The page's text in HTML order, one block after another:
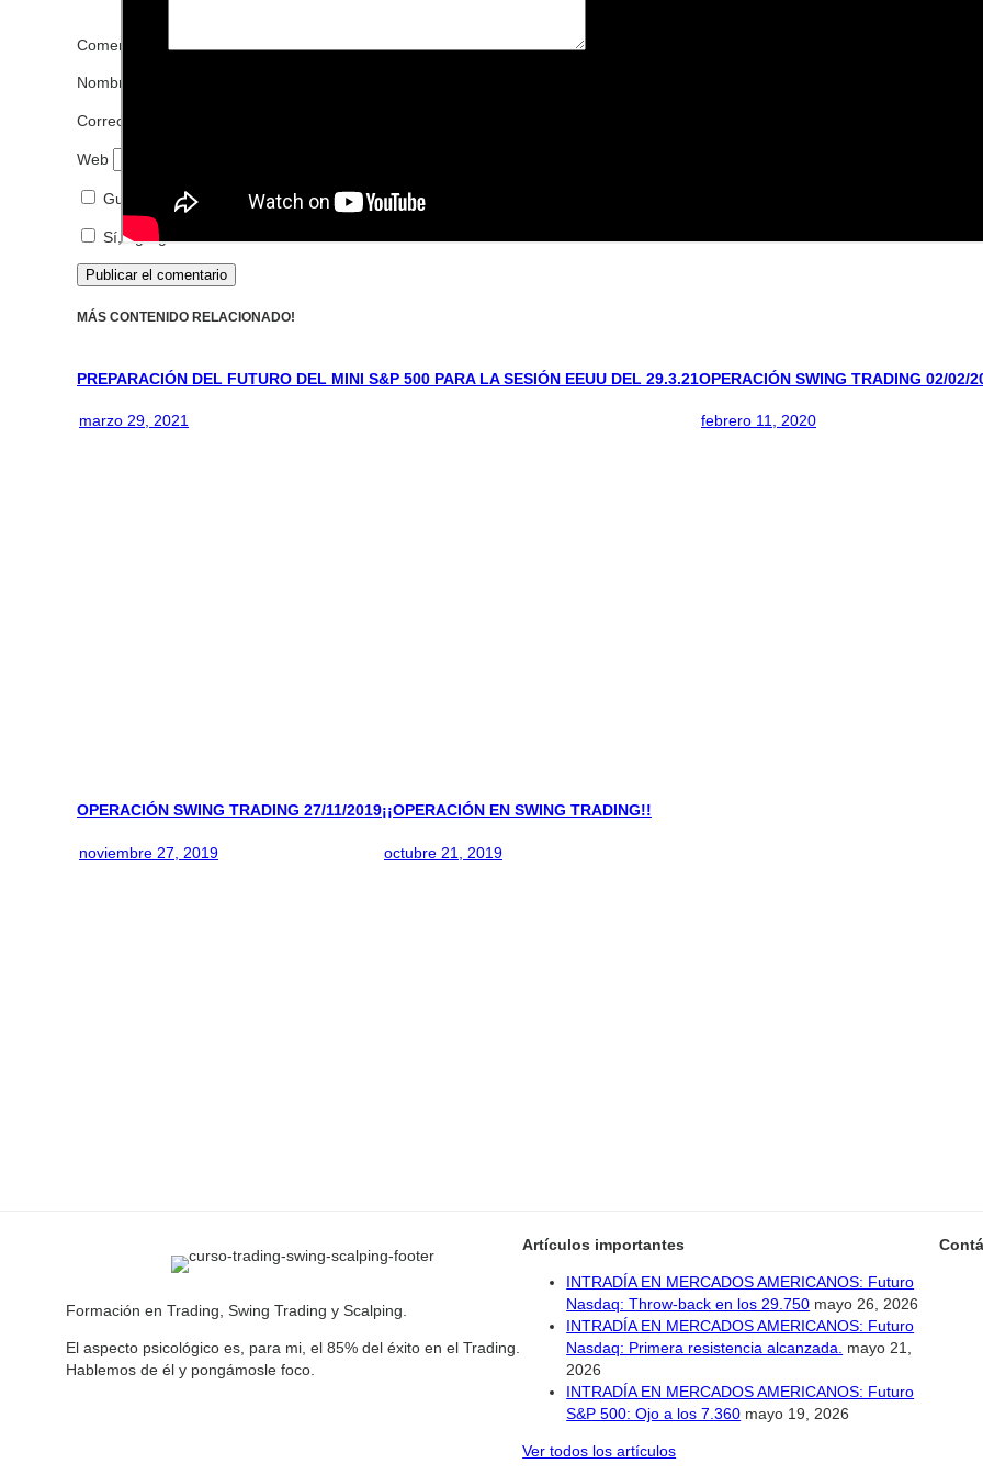
Comentario
Nombre
Correo electrónico
Web
Guarda mi nombre, correo electrónico y web en este navegador para la próxima vez que comente.
Sí, agrégame a tu lista de correos.
MÁS CONTENIDO RELACIONADO!
PREPARACIÓN DEL FUTURO DEL MINI S&P 500 PARA LA SESIÓN EEUU DEL 29.3.21
marzo 29, 2021
OPERACIÓN SWING TRADING 02/02/
febrero 11, 2020
OPERACIÓN SWING TRADING 27/11/2019
noviembre 27, 2019
¡¡OPERACIÓN EN SWING TRADING!!
octubre 21, 2019
Formación en Trading, Swing Trading y Scalping.
El aspecto psicológico es, para mi, el 85% del éxito en el Trading.
Hablemos de él y pongámosle foco.
Artículos importantes
INTRADÍA EN MERCADOS AMERICANOS: Futuro
Nasdaq: Throw-back en los 29.750 mayo 26, 2026
INTRADÍA EN MERCADOS AMERICANOS: Futuro
Nasdaq: Primera resistencia alcanzada. mayo 21,
2026
INTRADÍA EN MERCADOS AMERICANOS: Futuro
S&P 500: Ojo a los 7.360 mayo 19, 2026
Ver todos los artículos